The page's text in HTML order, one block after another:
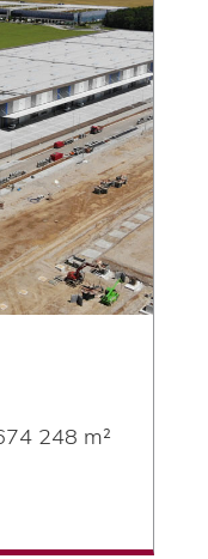
248 m²